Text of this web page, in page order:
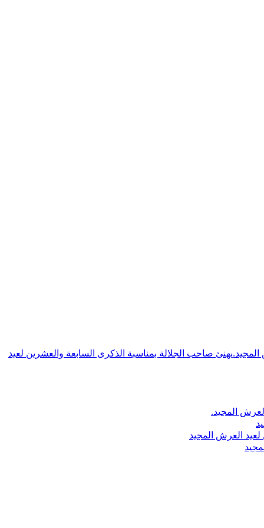
صاحب الجلالة بمناسبة الذكرى السابعة والعشرين لعيد
المجيد.
العرش المجيد